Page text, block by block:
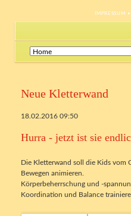
NAVIGATION
IMPRESSUM
Navigation
überspringen
Neue Kletterwand
18.02.2016 09:50
Hurra - jetzt ist sie
Die Kletterwand soll die Kids vom
Bewegen animieren.
Körperbeherrschung und -
Koordination und Balance